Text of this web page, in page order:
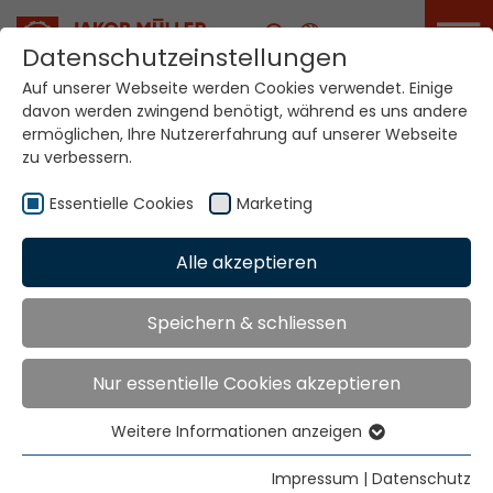
Karriere
Ihre Welt. Unsere
Technologien.
Home Togo
Globale Präsenz
Kontakt über Jakob Müller AG Frick
Jakob Müller AG Frick
5070 Frick, Switzerland
Datenschutzeinstellungen
Auf unserer Webseite werden Cookies verwendet. Einige
davon werden zwingend benötigt, während es uns andere
ermöglichen, Ihre Nutzererfahrung auf unserer Webseite
zu verbessern.
Essentielle Cookies Marketing
Alle akzeptieren
Speichern & schliessen
Nur essentielle Cookies akzeptieren
Essentielle Cookies
Essentielle Cookies werden für grundlegende
Weitere Informationen anzeigen
Impressum | Datenschutz